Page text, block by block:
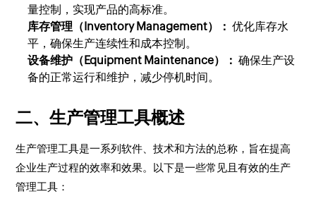
量控制，实现产品的高标准。
库存管理（Inventory Management）： 优化库存水
平，确保生产连续性和成本控制。
设备维护（Equipment Maintenance）： 确保生产设
备的正常运行和维护，减少停机时间。
二、生产管理工具概述
生产管理工具是一系列软件、技术和方法的总称，旨在提高
企业生产过程的效率和效果。以下是一些常见且有效的生产
管理工具：